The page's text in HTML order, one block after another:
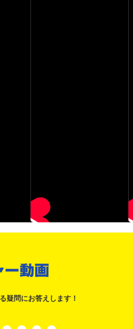
なら」篇
レクチャー動画
疑問にお答えします！